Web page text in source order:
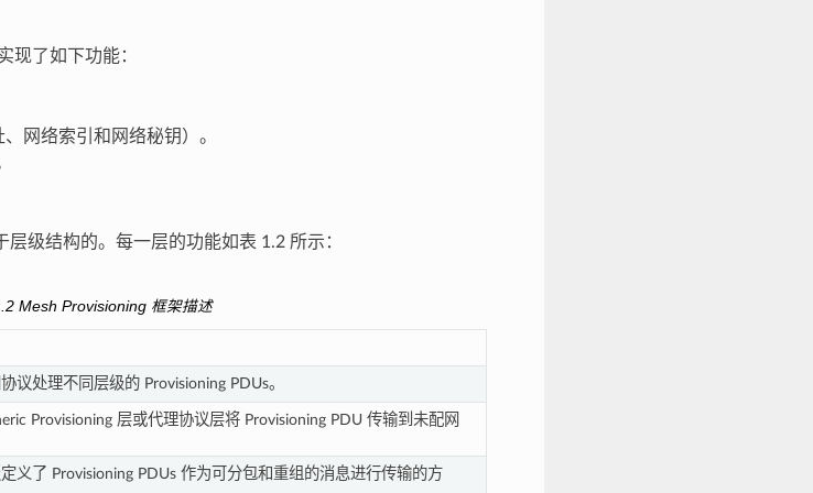
现了如下功能：
网络索引和网络秘钥）。
层级结构的。每一层的功能如表 1.2 所示：
Mesh Provisioning 框架描述
议处理不同层级的 Provisioning PDUs。
Provisioning 层或代理协议层将 Provisioning PDU 传输到未配网
义了 Provisioning PDUs 作为可分包和重组的消息进行传输的方